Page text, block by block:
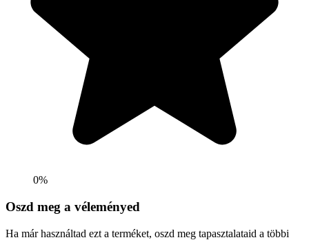
0%
Oszd meg a véleményed
Ha már használtad ezt a terméket, oszd meg tapasztalataid a többi